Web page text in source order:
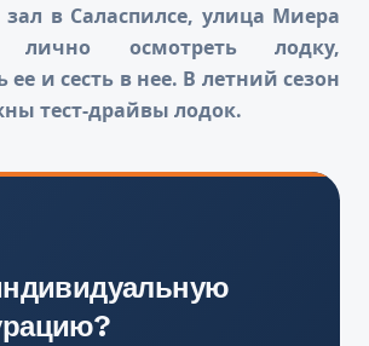
в Саласпилсе, улица Миера
осмотреть лодку,
ее и сесть в нее. В летний сезон
тест-драйвы лодок.